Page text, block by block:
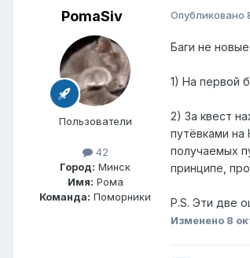
PomaSiv
Пользователи
42
Город: Минск
Имя: Рома
Команда: Поморники
Опубликовано
Баги не
1) На первой
2) За квест
путёвками на
получаемых
принципе,
P.S. Эти две
Изменено 8